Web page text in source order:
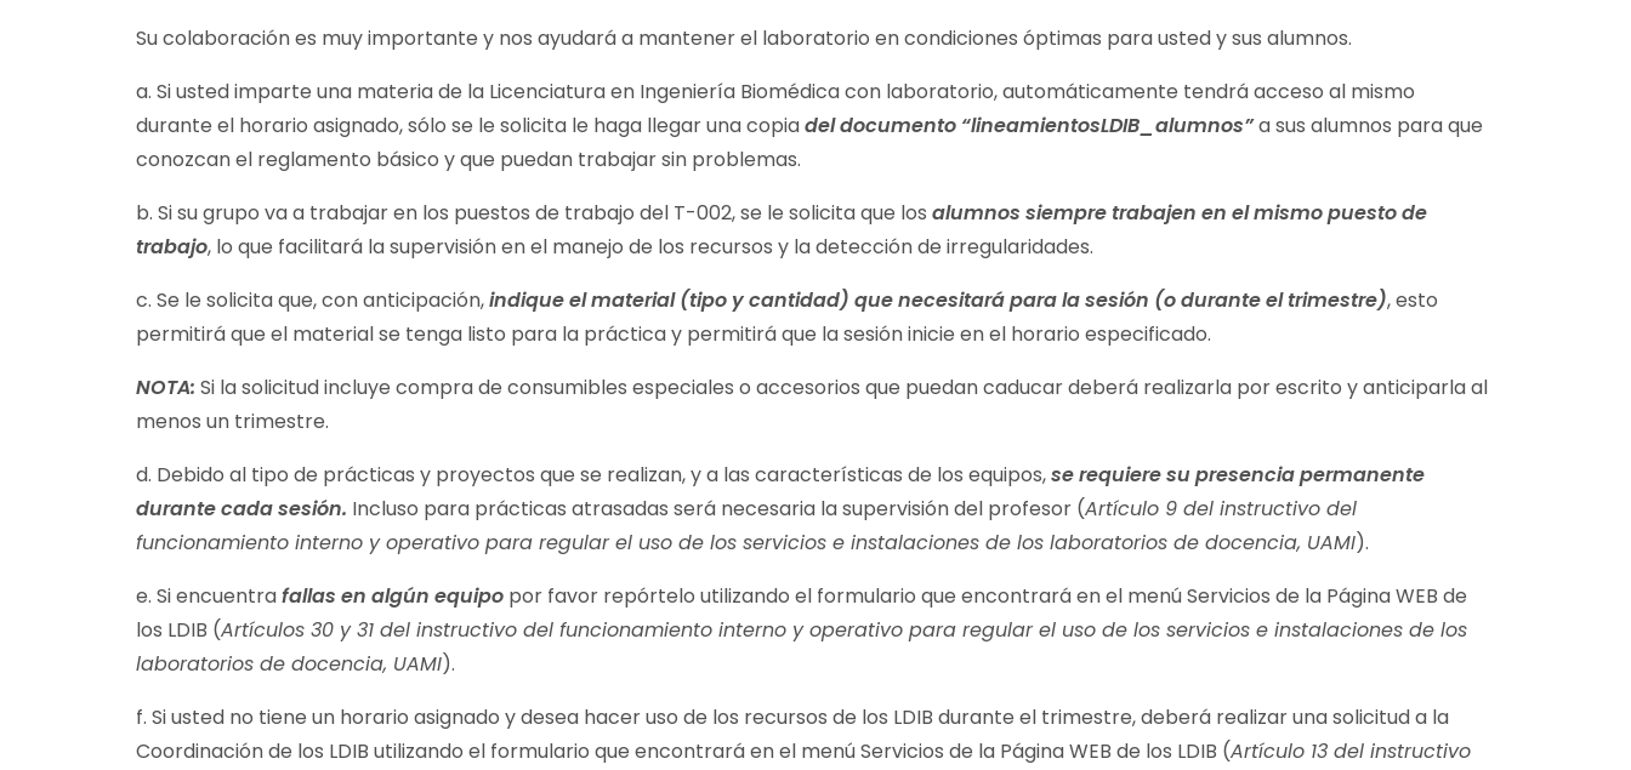
Su colaboración es muy importante y nos ayudará a mantener el laboratorio en condiciones óptimas para usted y sus alumnos.
a. Si usted imparte una materia de la Licenciatura en Ingeniería Biomédica con laboratorio, automáticamente tendrá acceso al mismo
durante el horario asignado, sólo se le solicita le haga llegar una copiadel documento “lineamientosLDIB_alumnos”a sus alumnos para que
conozcan el reglamento básico y que puedan trabajar sin problemas.
b. Si su grupo va a trabajar en los puestos de trabajo del T-002, se le solicita que los alumnos siempre trabajen en el mismo puesto de
trabajo, lo que facilitará la supervisión en el manejo de los recursos y la detección de irregularidades.
c. Se le solicita que, con anticipación,indique el material (tipo y cantidad) que necesitará para la sesión (o durante el trimestre), esto
permitirá que el material se tenga listo para la práctica y permitirá que la sesión inicie en el horario especificado.
NOTA: Si la solicitud incluye compra de consumibles especiales o accesorios que puedan caducar deberá realizarla por escrito y anticiparla al
menos un trimestre.
d. Debido al tipo de prácticas y proyectos que se realizan, y a las características de los equipos,se requiere su presencia permanente
durante cada sesión. Incluso para prácticas atrasadas será necesaria la supervisión del profesor (Artículo 9 del instructivo del
funcionamiento interno y operativo para regular el uso de los servicios e instalaciones de los laboratorios de docencia, UAMI).
e. Si encuentrafallas en algún equipo por favor repórtelo utilizando el formulario que encontrará en el menú Servicios de la Página WEB de
los LDIB (Artículos 30 y 31 del instructivo del funcionamiento interno y operativo para regular el uso de los servicios e instalaciones de los
laboratorios de docencia, UAMI).
f. Si usted no tiene un horario asignado y desea hacer uso de los recursos de los LDIB durante el trimestre, deberá realizar una solicitud a la
Coordinación de los LDIB utilizando el formulario que encontrará en el menú Servicios de la Página WEB de los LDIB (Artículo 13 del instructivo